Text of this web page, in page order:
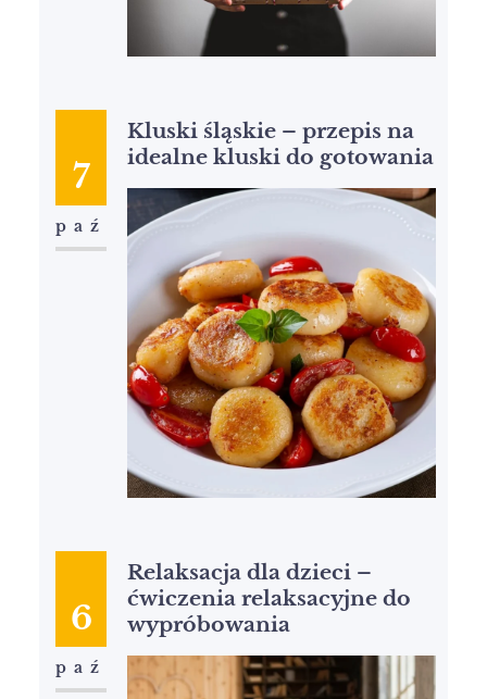
7
paź
Kluski śląskie – przepis na
idealne kluski do gotowania
6
paź
Relaksacja dla dzieci –
ćwiczenia relaksacyjne do
wypróbowania